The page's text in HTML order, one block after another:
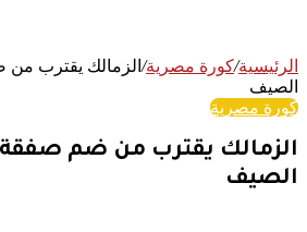
الرئيسية/كورة مصرية/ الزمالك يقترب
الصيف
كورة مصرية
الزمالك يقترب من ضم صفقة
الصيف